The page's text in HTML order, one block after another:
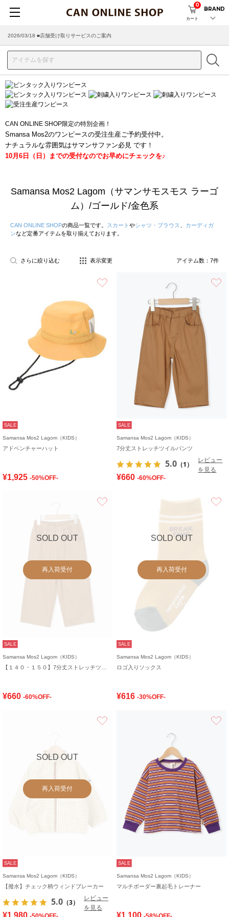
カート
0
BRAND
2026/03/18 ■店舗受け取りサービスのご案内
CAN ONLINE SHOP限定の特別企画！
Smansa Mos2のワンピースの受注生産ご予約受付中。
ナチュラルな雰囲気はサマンサファン必見 です！
10月6日（日）までの受付なのでお早めにチェックを♪
Samansa Mos2 Lagom（サマンサモスモス ラーゴ
ム）/ゴールド/金色系
CAN ONLINE SHOPの商品一覧です。 スカート やシャツ・ブラウス
カーディガ
ンなど定番アイテムを取り揃えております。
さらに絞り込む 表示変更 アイテム数： 7件
SALE
Samansa Mos2 Lagom（KIDS）
アドベンチャーハット
¥1,925 -50%OFF-
SALE
Samansa Mos2 Lagom（KIDS）
7分丈ストレッチツイルパンツ
5.0 （1）
レビュー
を見る
¥660 -60%OFF-
SOLD OUT
再入荷受付
SALE
Samansa Mos2 Lagom（KIDS）
¥660 -60%OFF-
SOLD OUT
再入荷受付
SALE
Samansa Mos2 Lagom（KIDS）
ロゴ入りソックス
¥616 -30%OFF-
SOLD OUT
再入荷受付
SALE
Samansa Mos2 Lagom（KIDS）
【撥水】チェック柄ウィンドブレーカー
5.0 （3）
レビュー
を見る
¥1,980
SALE
Samansa Mos2 Lagom（KIDS）
マルチボーダー裏起毛トレーナー
¥1,100